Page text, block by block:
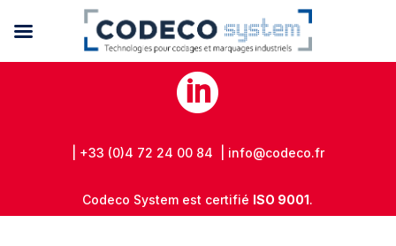

| +33 (0)4 72 24 00 84 | info@codeco.fr
Codeco System est certifié ISO 9001.